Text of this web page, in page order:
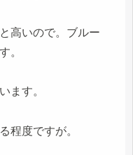
高いので。ブルー
。
ます。
程度ですが。